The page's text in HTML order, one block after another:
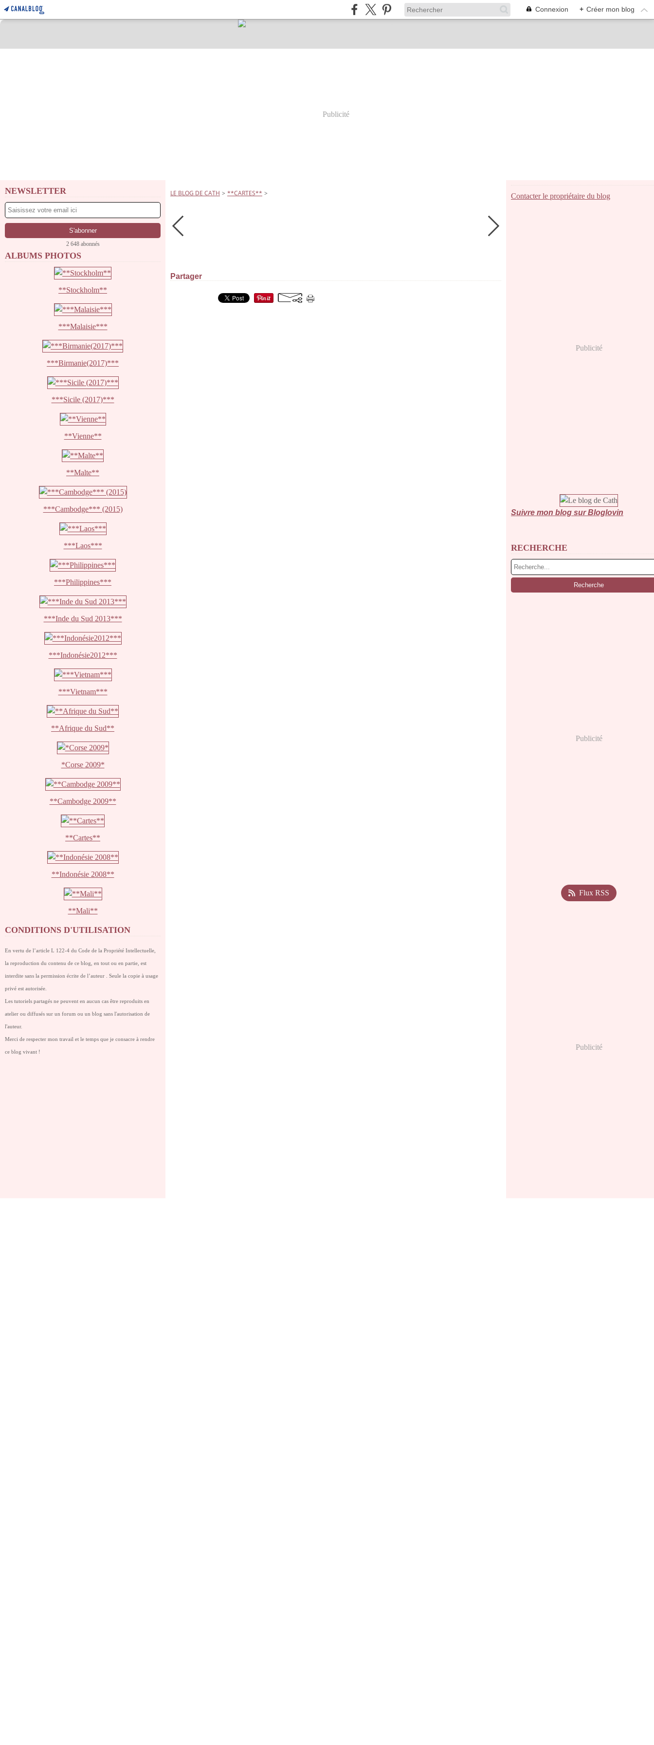
Connexion + Créer mon blog
Publicité
NEWSLETTER
2 648 abonnés
ALBUMS PHOTOS
**Stockholm**
***Malaisie***
***Birmanie(2017)***
***Sicile (2017)***
**Vienne**
**Malte**
***Cambodge*** (2015)
***Laos***
***Philippines***
***Inde du Sud 2013***
***Indonésie2012***
***Vietnam***
**Afrique du Sud**
*Corse 2009*
**Cambodge 2009**
**Cartes**
**Indonésie 2008**
**Mali**
CONDITIONS D'UTILISATION
En vertu de l’article L 122-4 du Code de la Propriété Intellectuelle,
la reproduction du contenu de ce blog, en tout ou en partie, est
interdite sans la permission écrite de l’auteur . Seule la copie à usage
privé est autorisée.
Les tutoriels partagés ne peuvent en aucun cas être reproduits en
atelier ou diffusés sur un forum ou un blog sans l'autorisation de
l'auteur.
Merci de respecter mon travail et le temps que je consacre à rendre
ce blog vivant !
LE BLOG DE CATH > **CARTES** >
Partager
Contacter le propriétaire du blog
Publicité
Suivre mon blog sur Bloglovin
RECHERCHE
Publicité
Flux RSS
Publicité